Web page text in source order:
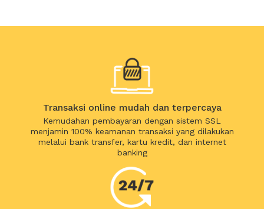
Transaksi online mudah dan terpercaya
Kemudahan pembayaran dengan sistem SSL
menjamin 100% keamanan transaksi yang dilakukan
melalui bank transfer, kartu kredit, dan internet
banking